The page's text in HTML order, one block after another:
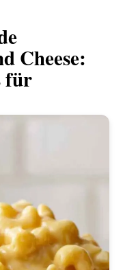
Cheese:
für